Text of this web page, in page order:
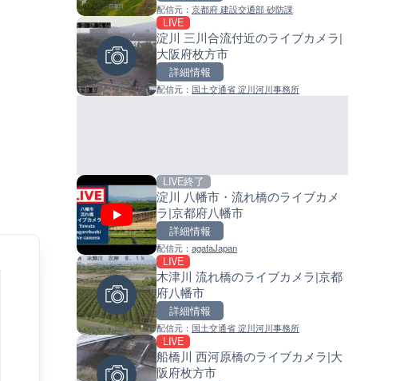
配信元： 京都府 建設交通部 砂防課
LIVE
淀川 三川合流付近のライブカメラ|
大阪府枚方市
詳細情報
配信元： 国土交通省 淀川河川事務所
LIVE終了
淀川 八幡市・流れ橋のライブカメ
ラ|京都府八幡市
詳細情報
配信元： agataJapan
LIVE
木津川 流れ橋のライブカメラ|京都
府八幡市
詳細情報
配信元： 国土交通省 淀川河川事務所
LIVE
船橋川 西河原橋のライブカメラ|大
阪府枚方市
配信元：歌舞伎町ゴジラ前ライブ
国道406号 菅平のライブカメ
配信元：長野県庁
ごろごろ茶屋のライブカメラ|
県天川村
水晶浜海水浴場のライブカメ
配信元：美浜町
錦川 錦帯橋(錦帯橋のう飼乗
配信元：日高町役場
産湯川水門付近のライブカメ
配信元：日高町役場
導目木川 花立砂防堰堤下流の
ブカメラ|福岡県朝倉市
常呂川 鹿ノ子ダムのライブカ
配信元：国土交通省 北海道開発局
天塩川 岩尾内ダムのライブカ